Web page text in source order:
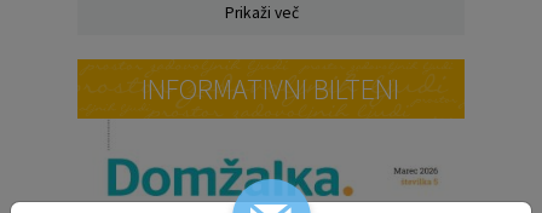
Prikaži več
INFORMATIVNI BILTENI